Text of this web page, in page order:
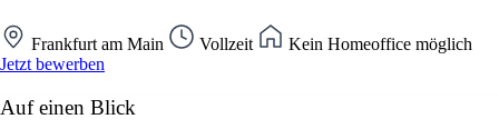
Frankfurt am Main Vollzeit
Kein Homeoffice möglich
Jetzt bewerben
Auf einen Blick